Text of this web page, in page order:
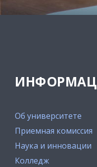
Об университете
Приемная комиссия
Наука и инновации
Колледж